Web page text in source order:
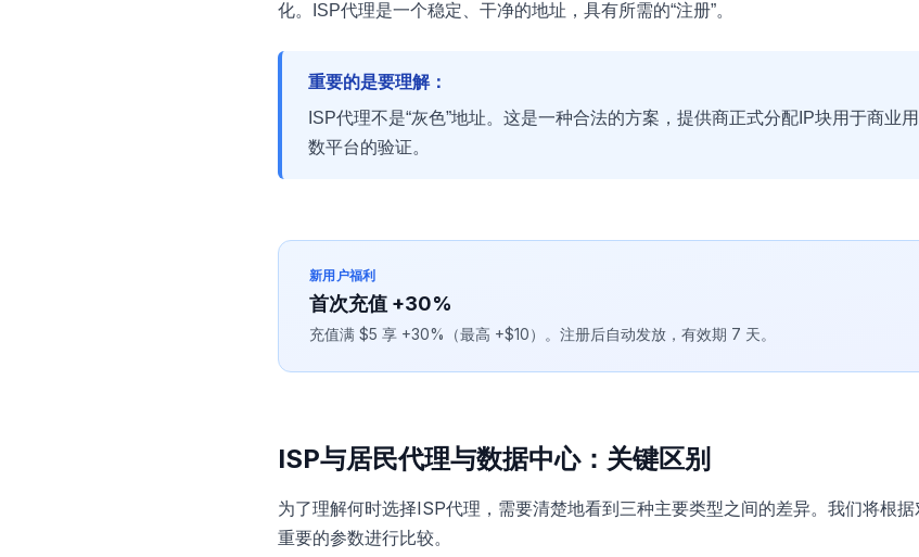
化。ISP代理是一个稳定、干净的地址，具有所需的“注册”。
重要的是要理解：
ISP代理不是“灰色”地址。这是一种合法的方案，提供商正式分配IP块用于商业
数平台的验证。
新用户福利
首次充值 +30%
充值满 $5 享 +30%（最高 +$10）。注册后自动发放，有效期 7 天。
ISP与居民代理与数据中心：关键区别
为了理解何时选择ISP代理，需要清楚地看到三种主要类型之间的差异。我们将根
重要的参数进行比较。